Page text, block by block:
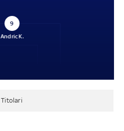
9
Andric K.
Titolari